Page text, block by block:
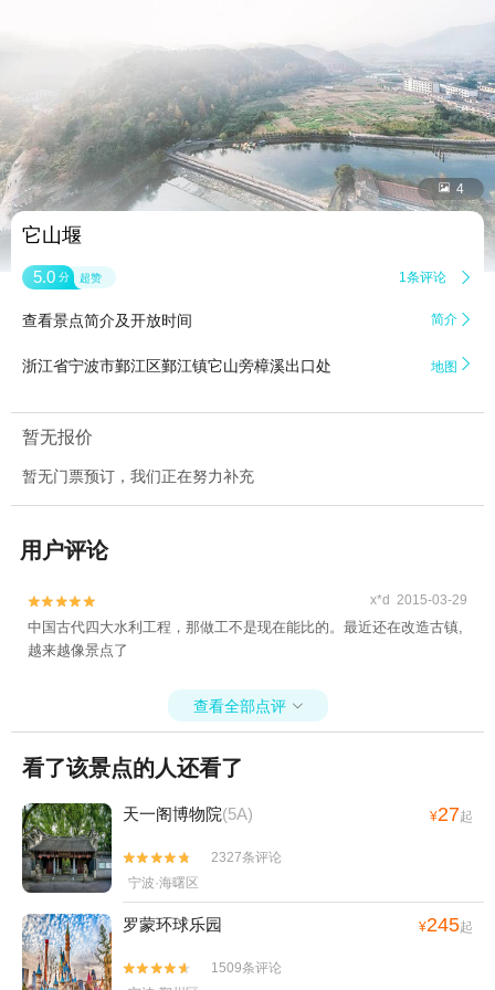
 4
它山堰
5.0 分 超赞 1条评论 
查看景点简介及开放时间 简介 
浙江省宁波市鄞江区鄞江镇它山旁樟溪出口处 地图 
暂无报价
暂无门票预订，我们正在努力补充
用户评论

 x*d 2015-03-29
中国古代四大水利工程，那做工不是现在能比的。最近还在改造古镇,
越来越像景点了
查看全部点评 
看了该景点的人还看了
天一阁博物院(5A) ¥27起


2327条评论
宁波·海曙区
罗蒙环球乐园 ¥245起


1509条评论